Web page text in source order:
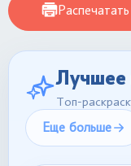
Лучшее
Топ-
Еще больше